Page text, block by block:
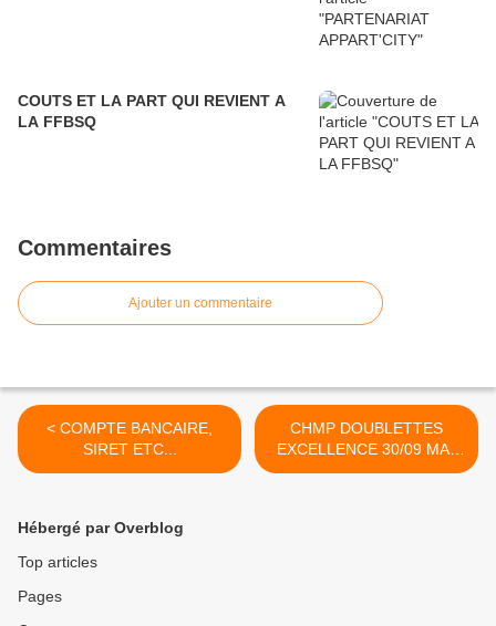
COUTS ET LA PART QUI REVIENT A
LA FFBSQ
Commentaires
Ajouter un commentaire
< COMPTE BANCAIRE,
SIRET ETC...
CHMP DOUBLETTES
EXCELLENCE 30/09 MAJ
24/07 >
Hébergé par Overblog
Top articles
Pages